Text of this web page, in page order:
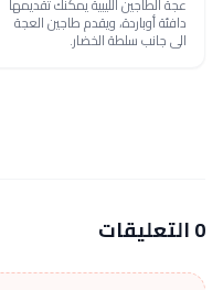
دافئة أوباردة، ويقدم طاجين العجة
الى جانب سلطة الخضار.
0 التعليقات